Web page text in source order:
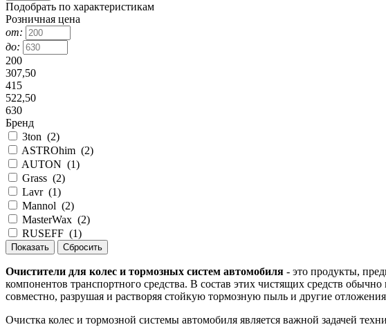
Подобрать по характеристикам
Розничная цена
от:
до:
200
307,50
415
522,50
630
Бренд
3ton (2)
ASTROhim (2)
AUTON (1)
Grass (2)
Lavr(1)
Mannol (2)
MasterWax (2)
RUSEFF (1)
Очистители для колес и тормозных систем автомобиля - это продукты,
компонентов транспортного средства. В состав этих чистящих средств
совместно, разрушая и растворяя стойкую тормозную пыль и другие
Очистка колес и тормозной системы автомобиля является важной задачей